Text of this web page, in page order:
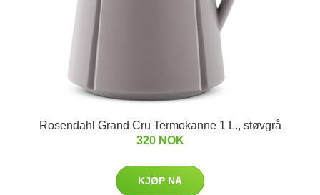
Rosendahl Grand Cru Termokanne 1 L., støvgrå
320 NOK
KJØP NÅ